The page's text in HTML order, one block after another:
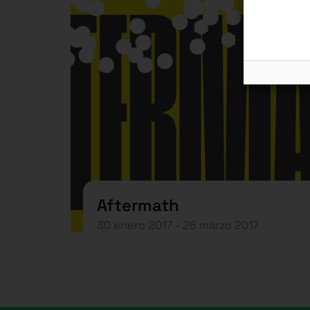
Aftermath
30 enero 2017 - 26 marzo 2017